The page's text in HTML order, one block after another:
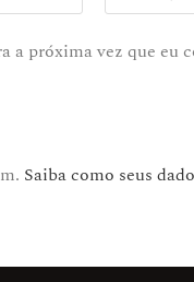
a próxima vez que eu
Saiba como seus